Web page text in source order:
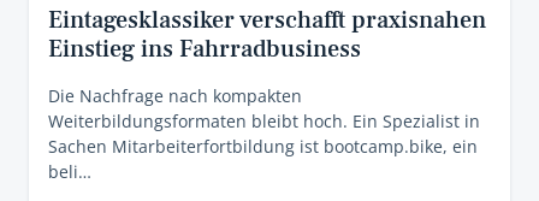
Eintagesklassiker verschafft praxisnahen
Einstieg ins Fahrradbusiness
Die Nachfrage nach kompakten
Weiterbildungsformaten bleibt hoch. Ein Spezialist in
Sachen Mitarbeiterfortbildung ist bootcamp.bike, ein
beli…